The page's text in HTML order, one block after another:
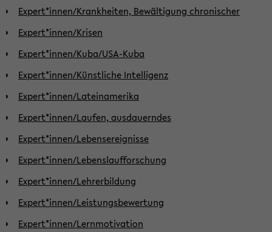
Expert*innen/Krankheiten, Bewältigung chronischer
Expert*innen/Krisen
Expert*innen/Kuba/USA-Kuba
Expert*innen/Künstliche Intelligenz
Expert*innen/Lateinamerika
Expert*innen/Laufen, ausdauerndes
Expert*innen/Lebensereignisse
Expert*innen/Lebenslaufforschung
Expert*innen/Lehrerbildung
Expert*innen/Leistungsbewertung
Expert*innen/Lernmotivation